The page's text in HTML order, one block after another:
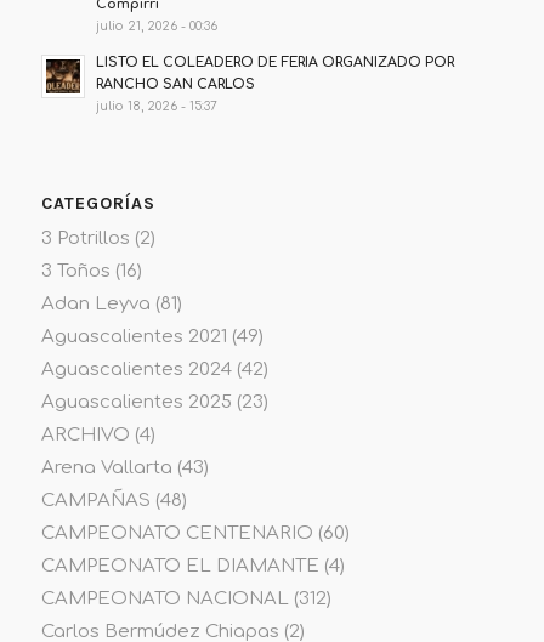
Compirri
julio 21, 2026 - 00:36
LISTO EL COLEADERO DE FERIA ORGANIZADO POR
RANCHO SAN CARLOS
julio 18, 2026 - 15:37
CATEGORÍAS
3 Potrillos (2)
3 Toños (16)
Adan Leyva (81)
Aguascalientes 2021 (49)
Aguascalientes 2024(42)
Aguascalientes 2025 (23)
ARCHIVO (4)
Arena Vallarta (43)
CAMPAÑAS (48)
CAMPEONATO CENTENARIO (60)
CAMPEONATO EL DIAMANTE (4)
CAMPEONATO NACIONAL(312)
Carlos Bermúdez Chiapas (2)